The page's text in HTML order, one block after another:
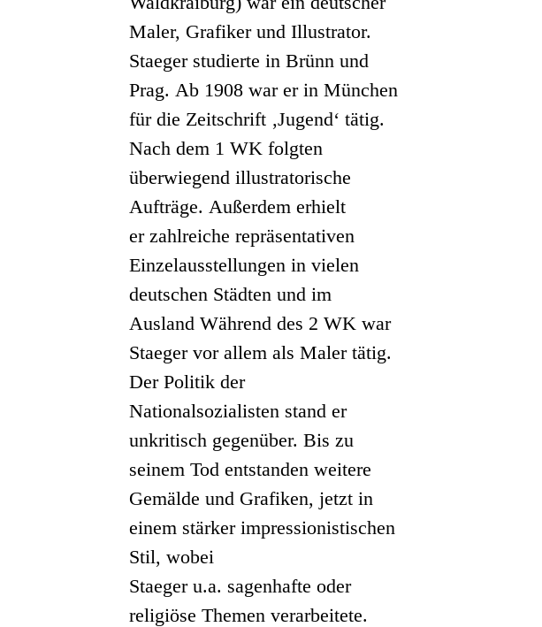
Maler, Grafiker und Illustrator.
Staeger studierte in Brünn und
Prag. Ab 1908 war er in München
für die Zeitschrift ‚Jugend‘ tätig.
Nach dem 1 WK folgten
überwiegend illustratorische
Aufträge. Außerdem erhielt
er zahlreiche repräsentativen
Einzelausstellungen in vielen
deutschen Städten und im
Ausland Während des 2 WK war
Staeger vor allem als Maler tätig.
Der Politik der
Nationalsozialisten stand er
unkritisch gegenüber. Bis zu
seinem Tod entstanden weitere
Gemälde und Grafiken, jetzt in
einem stärker impressionistischen
Stil, wobei
Staeger u.a. sagenhafte oder
religiöse Themen verarbeitete.